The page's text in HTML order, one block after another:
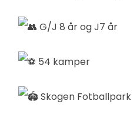
G/J 8 år og J7 år
54 kamper
Skogen Fotballpark